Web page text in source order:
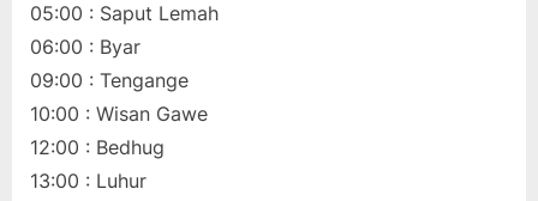
05:00 : Saput Lemah
06:00 : Byar
09:00 : Tengange
10:00 : Wisan Gawe
12:00 : Bedhug
13:00 : Luhur